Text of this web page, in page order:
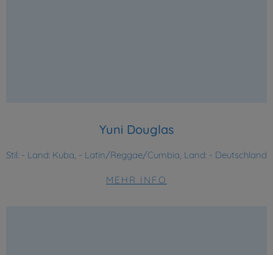
Yuni Douglas
Stil: - Land: Kuba, - Latin/Reggae/Cumbia, Land: - Deutschland
MEHR INFO